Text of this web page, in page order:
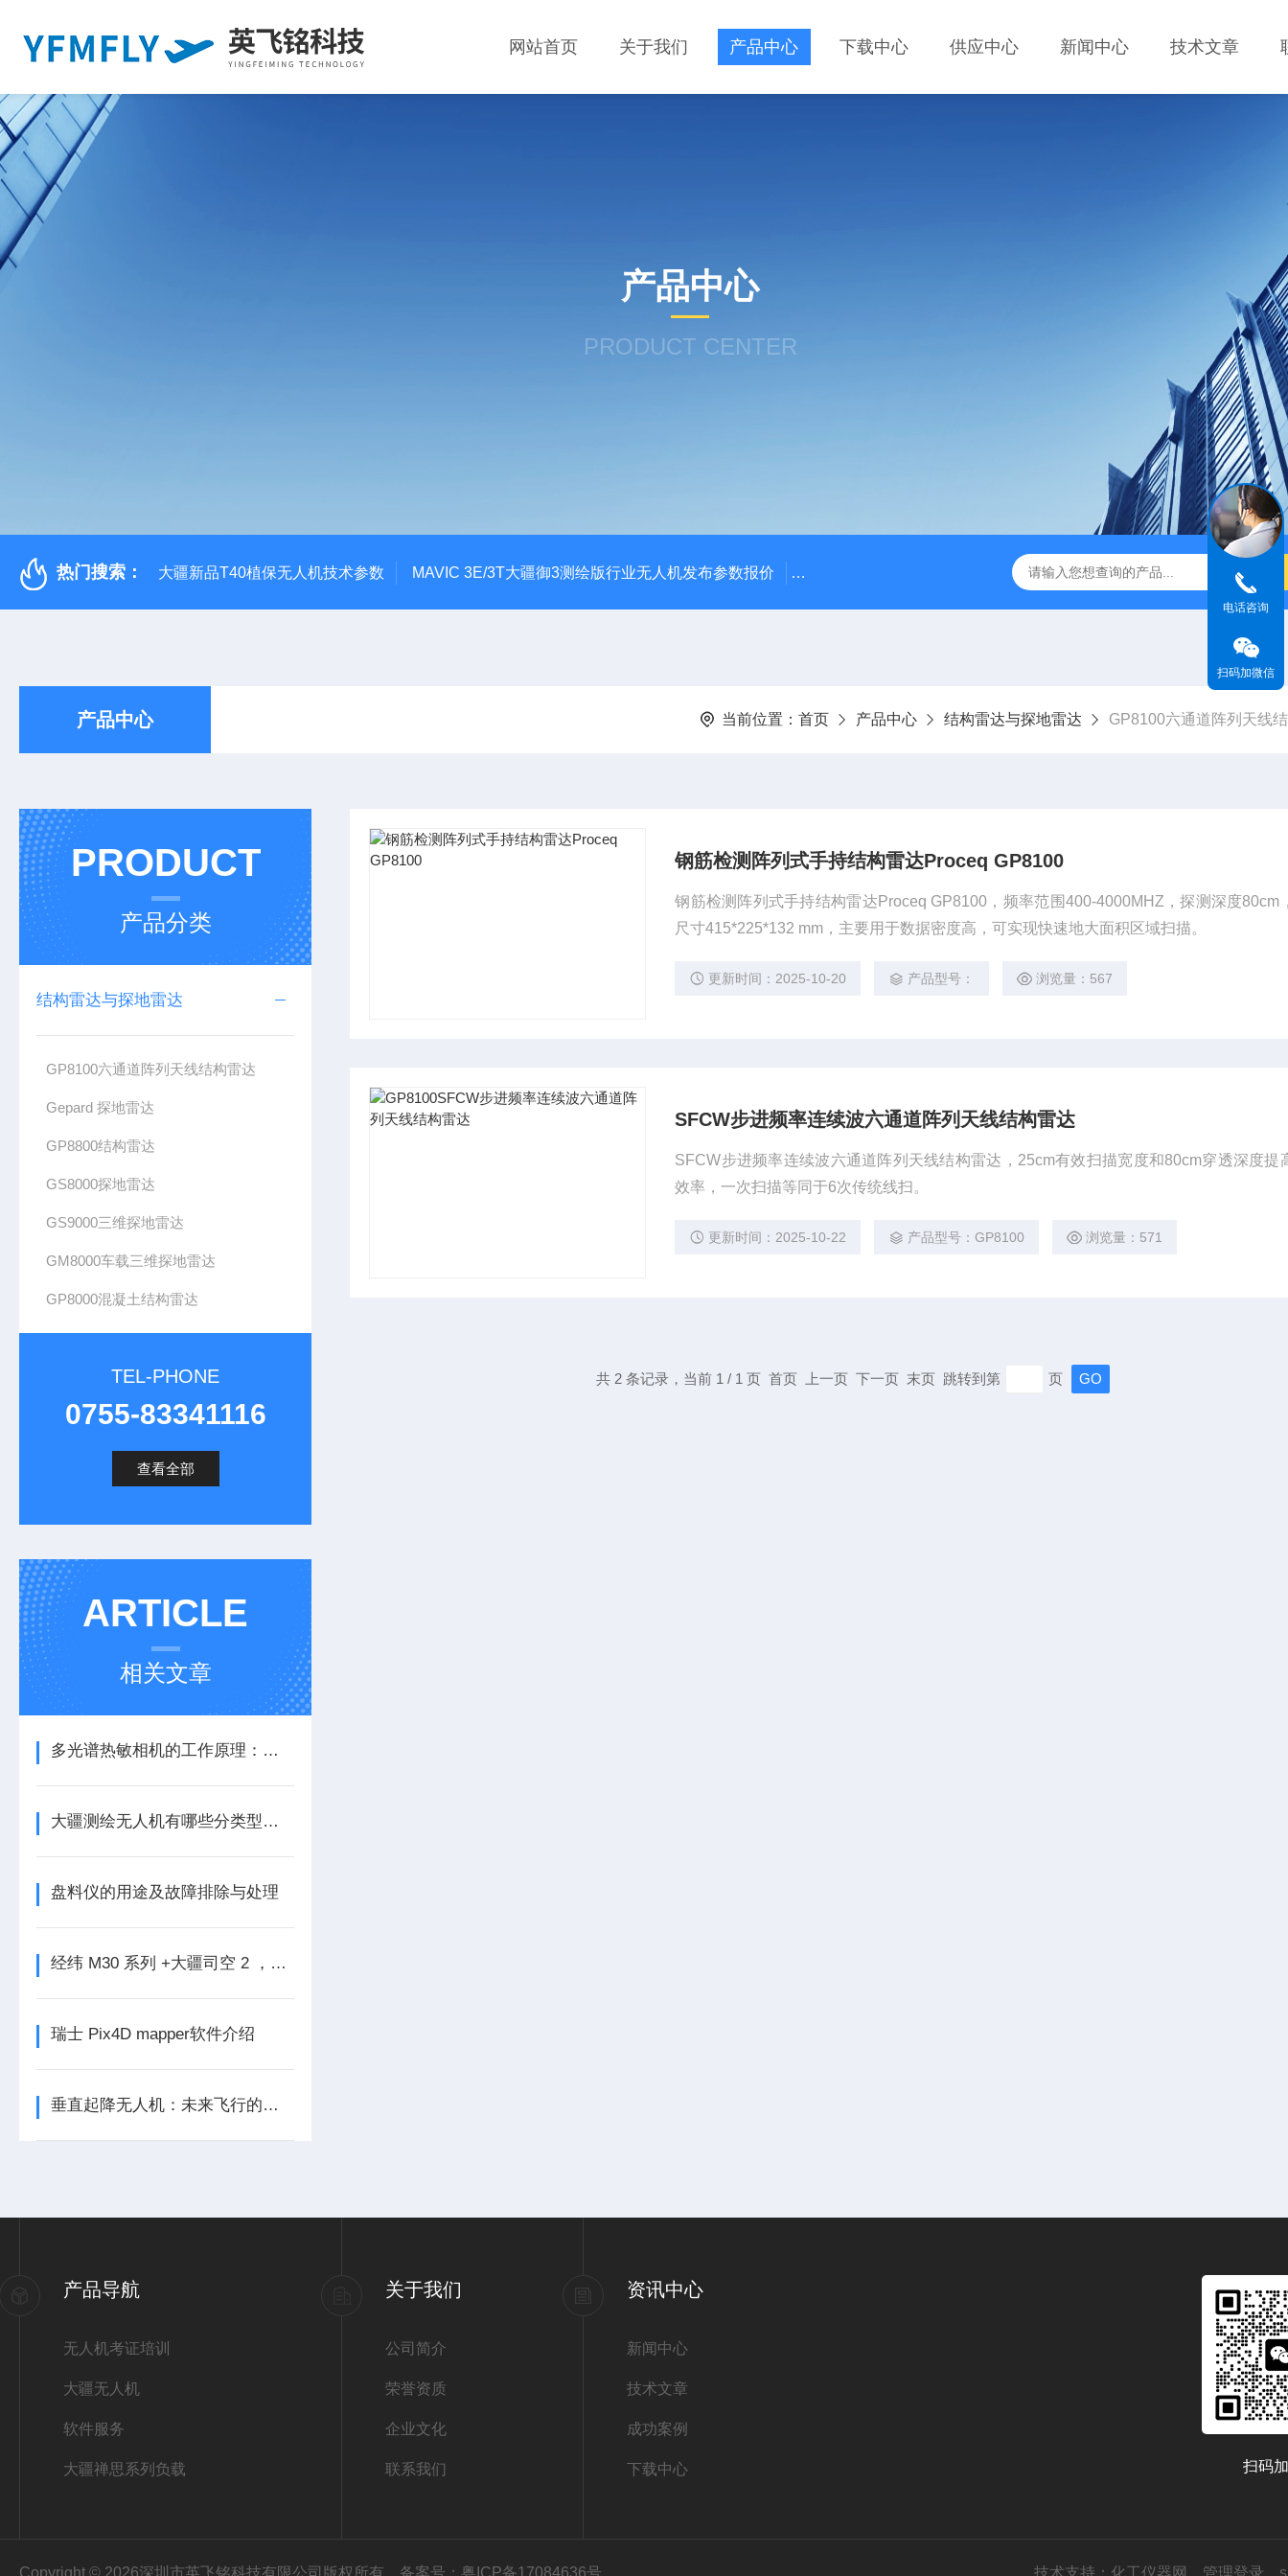
网站首页 关于我们 产品中心 下载中心 供应中心 新闻中心 技术文章
产品中心
PRODUCT CENTER
热门搜索： 大疆新品T40植保无人机技术参数 MAVIC 3E/3T大疆御3测绘版行业无人机发布参数报价 大疆升级版M350RTK行业无人机规格参数 Mavic 3T大疆热红外相
产品中心 当前位置： 首页 产品中心 结构雷达与探地雷达 GP8100六通道阵列天线
PRODUCT
产品分类
结构雷达与探地雷达
GP8100六通道阵列天线结构雷达
Gepard 探地雷达
GP8800结构雷达
GS8000探地雷达
GS9000三维探地雷达
GM8000车载三维探地雷达
GP8000混凝土结构雷达
TEL-PHONE
0755-83341116
查看全部
ARTICLE
相关文章
多光谱热敏相机的工作原理：从红外波段到可见光融合成像
大疆测绘无人机有哪些分类型号呢
盘料仪的用途及故障排除与处理
经纬 M30 系列 +大疆司空 2 ，重新定义空地协同作业
瑞士 Pix4D mapper软件介绍
垂直起降无人机：未来飞行的新宠
钢筋检测阵列式手持结构雷达Proceq GP8100
钢筋检测阵列式手持结构雷达Proceq GP8100，频率范围400-4000MHZ，探测深度80cm
尺寸415*225*132 mm，主要用于数据密度高，可实现快速地大面积区域扫描。
更新时间：2025-10-20 产品型号： 浏览量：567
SFCW步进频率连续波六通道阵列天线结构雷达
SFCW步进频率连续波六通道阵列天线结构雷达，25cm有效扫描宽度和80cm穿透深度提
效率，一次扫描等同于6次传统线扫。
更新时间：2025-10-22 产品型号：GP8100 浏览量：571
共 2 条记录，当前 1 / 1 页 首页 上一页 下一页 末页 跳转到第 页
产品导航
无人机考证培训
大疆无人机
软件服务
大疆禅思系列负载
关于我们
公司简介
荣誉资质
企业文化
联系我们
资讯中心
新闻中心
技术文章
成功案例
下载中心 扫码
Copyright © 2026深圳市英飞铭科技有限公司版权所有 备案号：粤ICP备17084636号 技术支持： 化工仪器网 管理登录
电话咨询
扫码加微信